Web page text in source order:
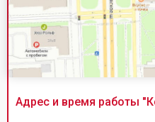
Адрес и время работы "